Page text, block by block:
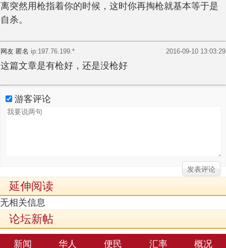
离突然用枪指着你的时候，这时你再掏枪就基本等于是
自杀。
网友 匿名 ip:197.76.199.* 2016-09-10 13:03:29
这篇文章是有枪好，还是没枪好
游客评论
延伸阅读
无相关信息
论坛新帖
新闻 华人 便民 汇率 概况